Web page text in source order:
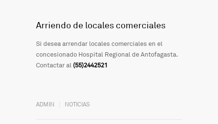
Arriendo de locales comerciales
Si desea arrendar locales comerciales en el
concesionado Hospital Regional de Antofagasta.
Contactar al(55)2442521
ADMIN NOTICIAS